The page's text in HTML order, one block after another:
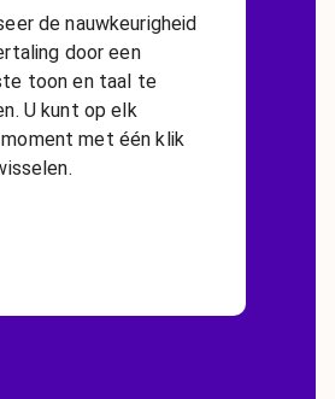
de nauwkeurigheid
door een
toon en taal te
U kunt op elk
met één klik